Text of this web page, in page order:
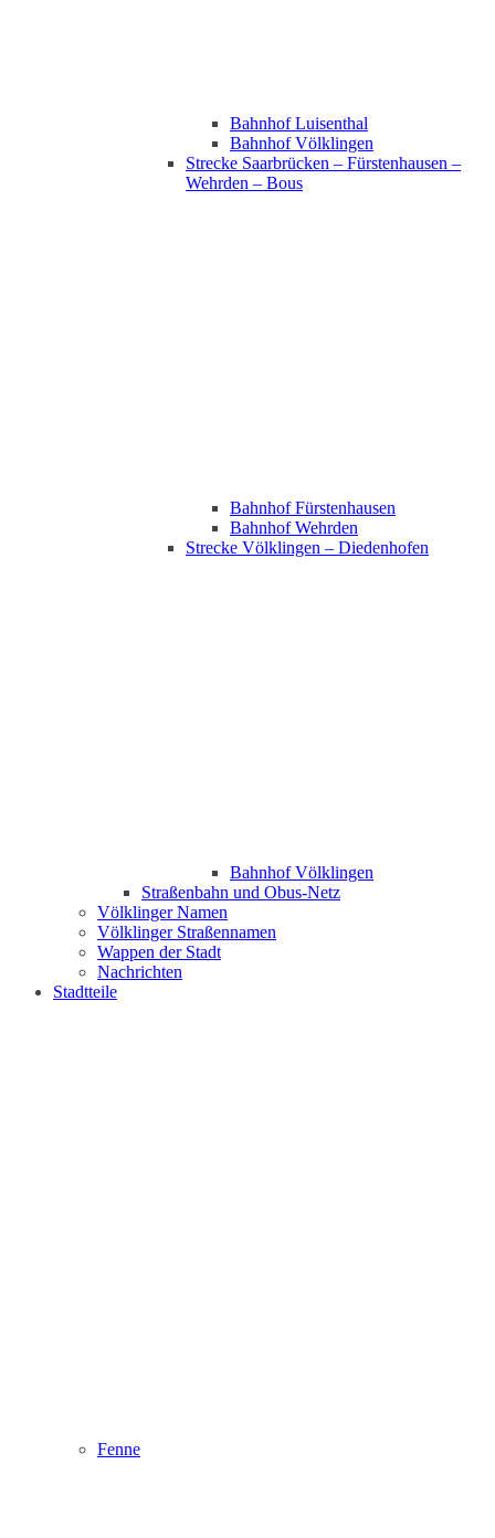
Bahnhof Luisenthal
Bahnhof Völklingen
Strecke Saarbrücken – Fürstenhausen –
Wehrden – Bous
Bahnhof Fürstenhausen
Bahnhof Wehrden
Strecke Völklingen – Diedenhofen
Bahnhof Völklingen
Straßenbahn und Obus-Netz
Völklinger Namen
Völklinger Straßennamen
Wappen der Stadt
Nachrichten
Stadtteile
Fenne